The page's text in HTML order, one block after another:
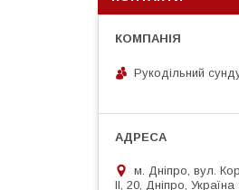
Рукодільний
м. Дніпро, вул.
ІІ, 20, Дніпро, Україна